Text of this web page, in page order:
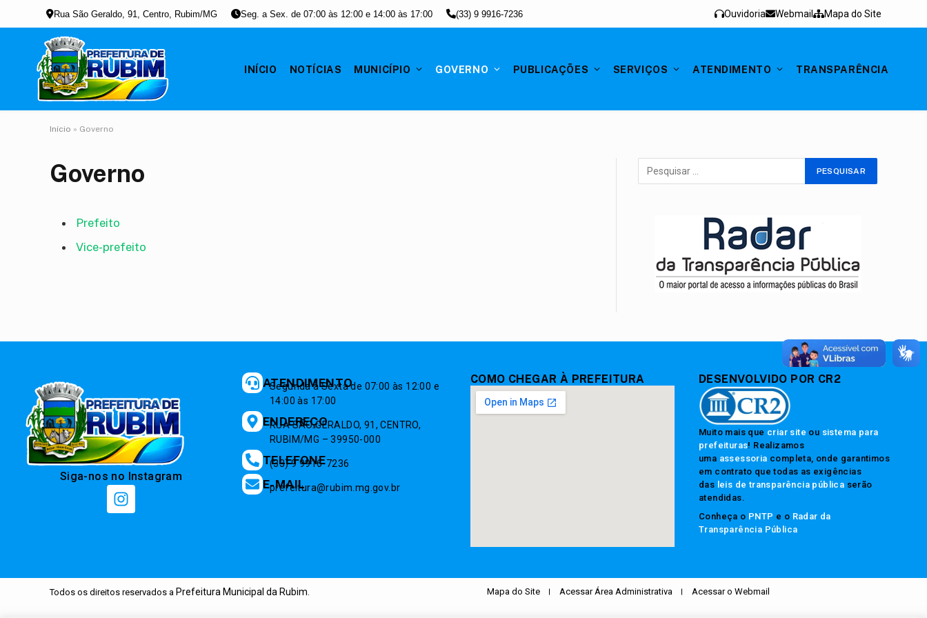
Rua São Geraldo, 91, Centro, Rubim/MG Seg. a Sex. de 07:00 às 12:00 e 14:00 às 17:00 (33) 9 9916-7236 Ouvidoria Webmail Mapa do Site
INÍCIO NOTÍCIAS MUNICÍPIO GOVERNO PUBLICAÇÕES SERVIÇOS ATENDIMENTO TRANSPARÊNCIA
Início » Governo
Governo
Prefeito
Vice-prefeito
Siga-nos no Instagram
ATENDIMENTO
Segunda à Sexta de 07:00 às 12:00 e
14:00 às 17:00
ENDEREÇO
RUA SÃO GERALDO, 91, CENTRO,
RUBIM/MG – 39950-000
TELEFONE
(33) 9 9916-7236
E-MAIL
prefeitura@rubim.mg.gov.br
COMO CHEGAR À PREFEITURA DESENVOLVIDO POR CR2
Muito mais que criar site ou sistema para
prefeituras! Realizamos
uma assessoria completa, onde garantimos
em contrato que todas as exigências
das leis de transparência pública serão
atendidas.
Conheça o PNTP e o Radar da
Transparência Pública
Todos os direitos reservados a Prefeitura Municipal da Rubim. Mapa do Site Acessar Área Administrativa Acessar o Webmail